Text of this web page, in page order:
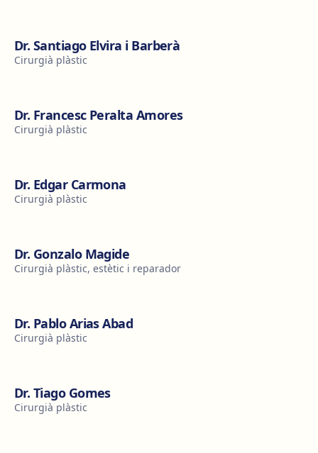
Dr. Santiago Elvira i Barberà
Cirurgià plàstic
Dr. Francesc Peralta Amores
Cirurgià plàstic
Dr. Edgar Carmona
Cirurgià plàstic
Dr. Gonzalo Magide
Cirurgià plàstic, estètic i reparador
Dr. Pablo Arias Abad
Cirurgià plàstic
Dr. Tiago Gomes
Cirurgià plàstic